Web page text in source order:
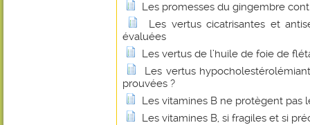
Les promesses du gingembre
Les vertus cicatrisantes et
évaluées
Les vertus de l’huile de foie de
Les vertus
prouvées ?
Les vitamines B ne protègent pas
Les vitamines B, si fragiles et si